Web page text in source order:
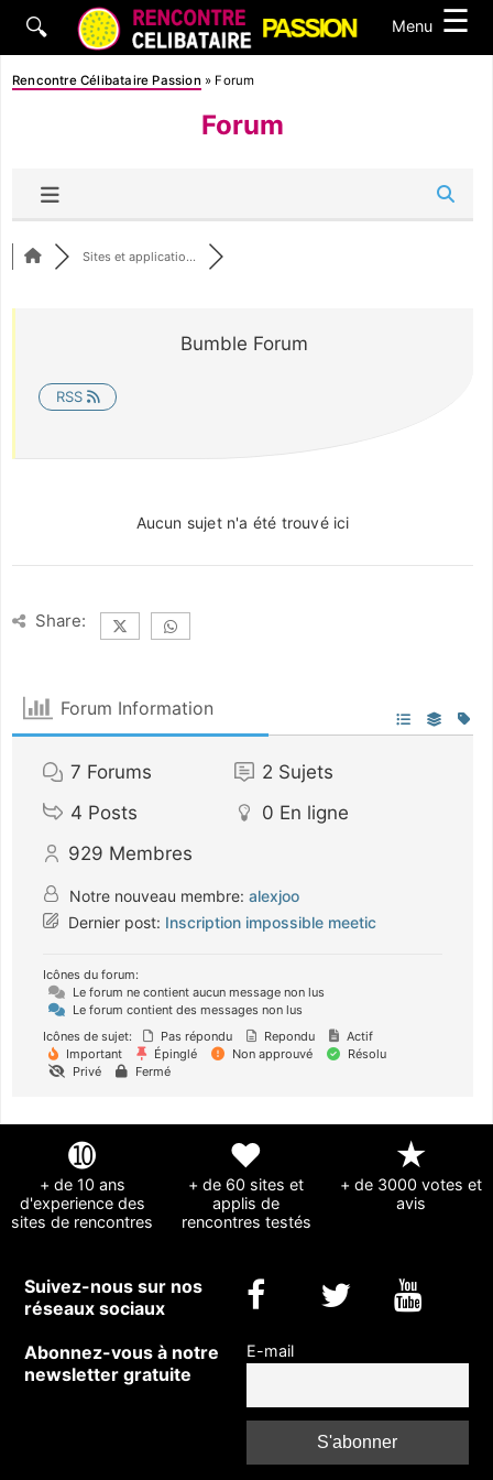
🔍 Menu ☰
Rencontre Célibataire Passion » Forum
Forum
Sites et applicatio...
Bumble Forum
RSS
Aucun sujet n'a été trouvé ici
Share:
Forum Information
7 Forums 2 Sujets
4 Posts 0 En ligne
929 Membres
Notre nouveau membre: alexjoo
Dernier post: Inscription impossible meetic
Icônes du forum:
Le forum ne contient aucun message non lus
Le forum contient des messages non lus
Icônes de sujet:
Pas répondu Repondu
Actif
Important
Épinglé Non approuvé
Résolu
Privé
Fermé
➓
+ de 10 ans
d'experience des
sites de rencontres
❤
+ de 60 sites et
applis de
rencontres testés
★
+ de 3000 votes et
avis
Suivez-nous sur nos
réseaux sociaux
Abonnez-vous à notre
newsletter gratuite
E-mail